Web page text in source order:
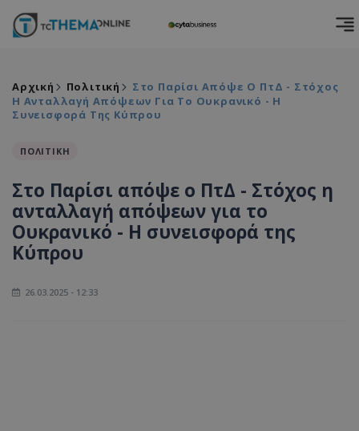
Αρχική Πολιτική
Στο Παρίσι Απόψε Ο ΠτΔ - Στόχος
Η Ανταλλαγή Απόψεων Για Το Ουκρανικό - Η
Συνεισφορά Της Κύπρου
ΠΟΛΙΤΙΚΗ
Στο Παρίσι απόψε ο ΠτΔ - Στόχος η
ανταλλαγή απόψεων για το
Ουκρανικό - Η συνεισφορά της
Κύπρου
26.03.2025 - 12:33